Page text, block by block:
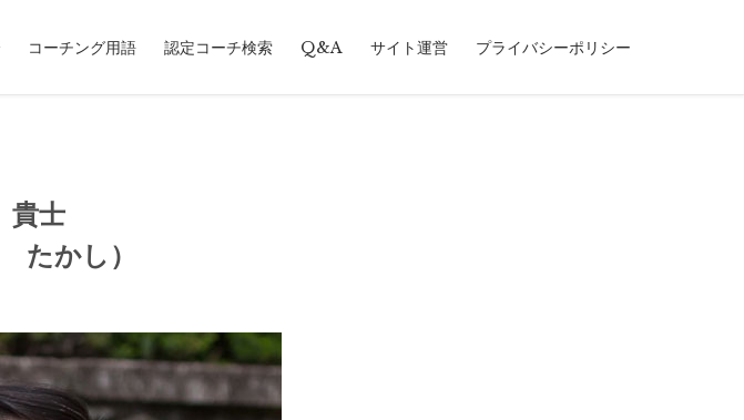
コーチング用語 認定コーチ検索 Q&A サイト運営 プライバシーポリシー
士
たかし）